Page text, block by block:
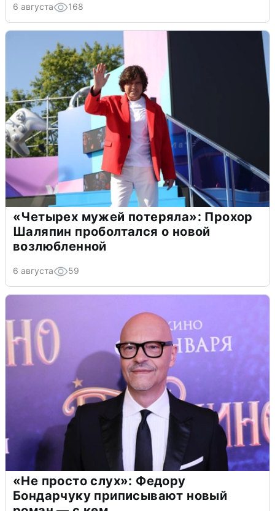
6 августа 168
«Четырех мужей потеряла»: Прохор
Шаляпин проболтался о новой
возлюбленной
6 августа 59
«Не просто слух»: Федору
Бондарчуку приписывают новый